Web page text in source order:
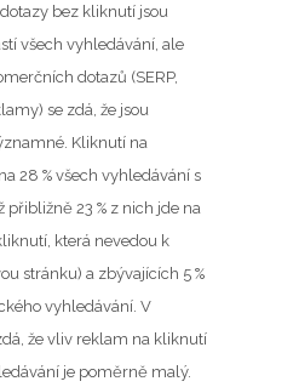
bez kliknutí jsou
všech vyhledávání, ale
dotazů (SERP,
se zdá, že jsou
Kliknutí na
28 % všech vyhledávání s
23 % z nich jde na
která nevedou k
stránku) a zbývajících 5 %
vyhledávání. V
že vliv reklam na kliknutí
je poměrně malý.